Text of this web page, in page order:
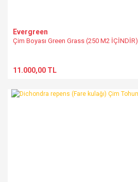
Evergreen
Çim Boyası Green Grass (250 M2 İÇİNDİR)
11.000,00 TL